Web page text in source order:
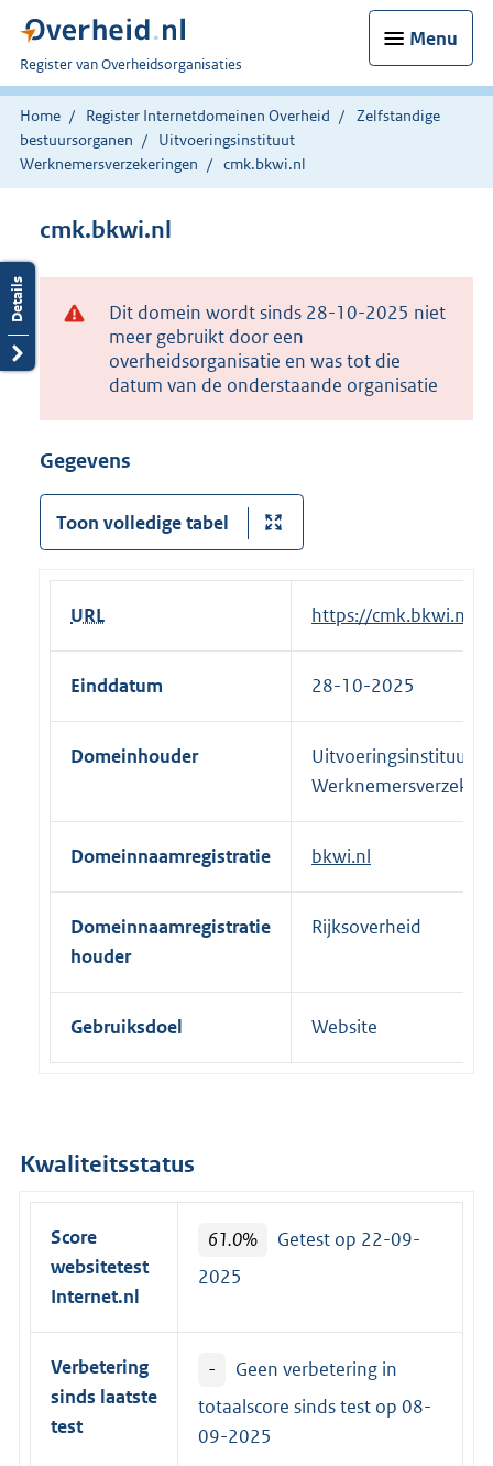
Menu
U
bent
nu
hier:
Register van Overheidsorganisaties
Home Register Internetdomeinen Overheid
Zelfstandige
bestuursorganen
Uitvoeringsinstituut
Werknemersverzekeringen
cmk.bkwi.nl
cmk.bkwi.nl
Dit domein wordt sinds 28-10-2025 niet
meer gebruikt door een
overheidsorganisatie en was tot die
datum van de onderstaande organisatie
Gegevens
Toon volledige tabel
URL
E
x
t
n
e
l
i
:
https://cmk.bkwi.nl
Einddatum 28-10-2025
Domeinhouder
Uitvoeringsinstituut
Domeinnaamregistratie bkwi.nl
Domeinnaamregistratie
houder
Rijksoverheid
Gebruiksdoel Website
Kwaliteitsstatus
Score
websitetest
Internet.nl
61.0%
Getest op 22-09-
2025
Verbetering
sinds laatste
test
-
Geen verbetering in
totaalscore sinds test op 08-
09-2025